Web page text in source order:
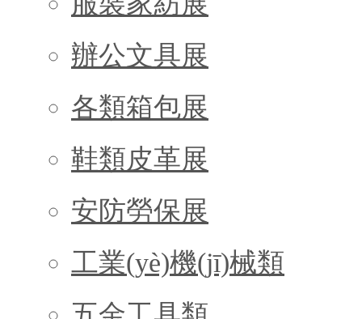
辦公文具展
各類箱包展
鞋類皮革展
安防勞保展
工業(yè)機(jī)械類